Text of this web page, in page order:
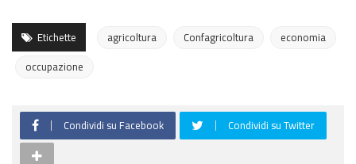
Etichette agricoltura Confagricoltura
economia
occupazione
Condividi su Facebook Condividi su Twitter